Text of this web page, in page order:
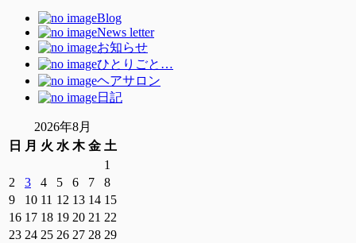
Blog
News letter
お知らせ
ひとりごと…
ヘアサロン
日記
2026年8月
日
月 火 水 木 金 土
1
2
3 4 5 6 7
8
9
10 11 12 13 14 15
16 17 18 19 20 21 22
23 24 25 26 27 28 29